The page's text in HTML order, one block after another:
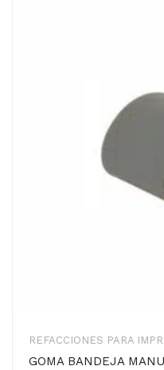
REFACCIONES PARA
GOMA BANDEJA